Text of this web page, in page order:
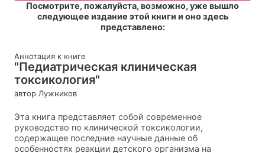
Посмотрите, пожалуйста, возможно, уже вышло
следующее издание этой книги и оно здесь
представлено:
Аннотация к книге
"Педиатрическая клиническая
токсикология"
автор Лужников
Эта книга представляет собой современное
руководство по клинической токсикологии,
содержащее последние научные данные об
особенностях реакции детского организма на